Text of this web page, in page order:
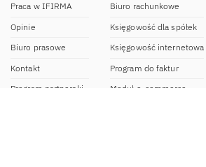
Praca w IFIRMA
Opinie
Biuro prasowe
Kontakt
Program partnerski
Biuro rachunkowe
Księgowość dla spółek
Księgowość internetowa
Program do faktur
Moduł e-commerce